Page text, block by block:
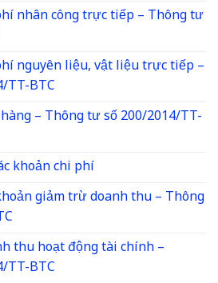
nhân công trực tiếp – Thông tư
nguyên liệu, vật liệu trực tiếp –
TT-BTC
– Thông tư số 200/2014/TT-
khoản chi phí
giảm trừ doanh thu – Thông
thu hoạt động tài chính –
TT-BTC